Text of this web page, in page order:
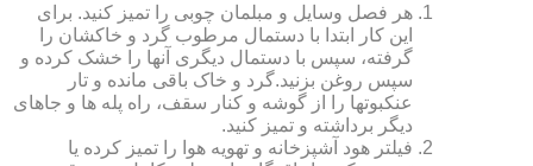
هر فصل وسایل و مبلمان چوبی را تمیز کنید. برای
این کار ابتدا با دستمال مرطوب گرد و خاک‏شان را
گرفته، سپس با دستمال دیگری آنها را خشک کرده و
سپس روغن بزنید.گرد و خاک باقی مانده و تار
عنکبوت‏ها را از گوشه و کنار سقف، راه پله‏ ها و جاهای
دیگر برداشته و تمیز کنید.
فیلتر هود آشپزخانه و تهویه هوا را تمیز کرده یا